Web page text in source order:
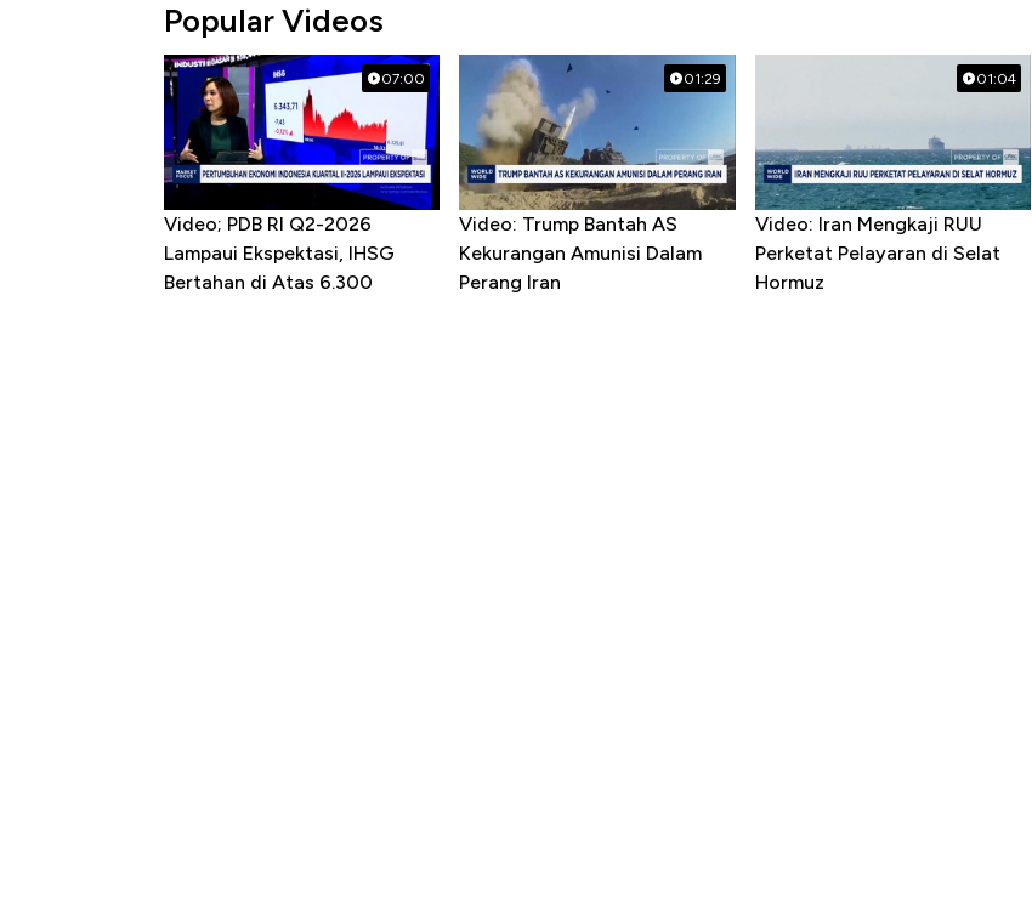
Popular Videos
07:00
Video; PDB RI Q2-2026
Lampaui Ekspektasi, IHSG
Bertahan di Atas 6.300
01:29
Video: Trump Bantah AS
Kekurangan Amunisi Dalam
Perang Iran
01:04
Video: Iran Mengkaji RUU
Perketat Pelayaran di Selat
Hormuz